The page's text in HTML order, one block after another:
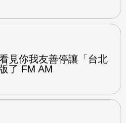
見你我友善停讓「台北
了 FM AM